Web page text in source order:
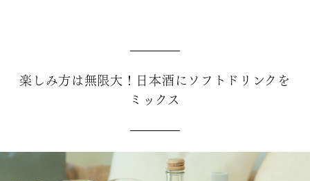
楽しみ方は無限大！日本酒にソフトドリンクを
ミックス